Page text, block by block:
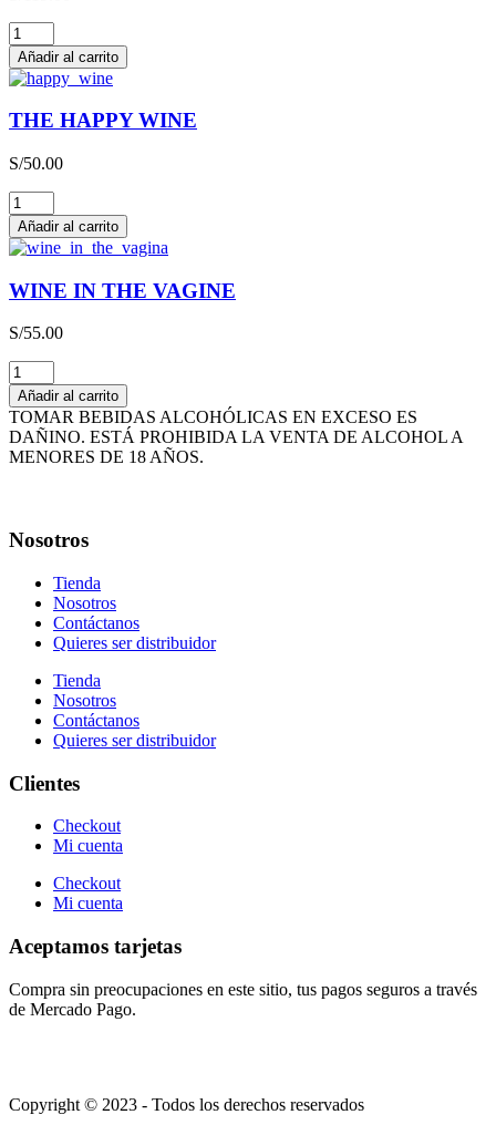
MISS
SCHMITT
LIEBFRAUMILCH
QBA
CAJA
x
cantidad
Añadir al carrito
THE HAPPY WINE
S/50.00
THE
HAPPY
WINE
cantidad
Añadir al carrito
WINE IN THE VAGINE
S/55.00
WINE
IN
THE
VAGINE
cantidad
Añadir al carrito
TOMAR BEBIDAS ALCOHÓLICAS EN EXCESO ES
DAÑINO. ESTÁ PROHIBIDA LA VENTA DE ALCOHOL A
MENORES DE 18 AÑOS.
Nosotros
Tienda
Nosotros
Contáctanos
Quieres ser distribuidor
Tienda
Nosotros
Contáctanos
Quieres ser distribuidor
Clientes
Checkout
Mi cuenta
Checkout
Mi cuenta
Aceptamos tarjetas
Compra sin preocupaciones en este sitio, tus pagos seguros a través
de Mercado Pago.
Copyright © 2023 - Todos los derechos reservados